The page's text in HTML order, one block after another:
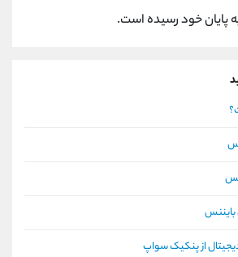
پایان خود رسیده است.
بایننس
از پنکیک سواپ